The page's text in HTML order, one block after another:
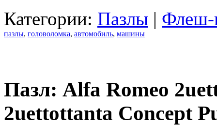
Категории: Пазлы | Флеш-
пазлы, головоломка, автомобиль, машины
Пазл: Alfa Romeo
2uettottanta Concept